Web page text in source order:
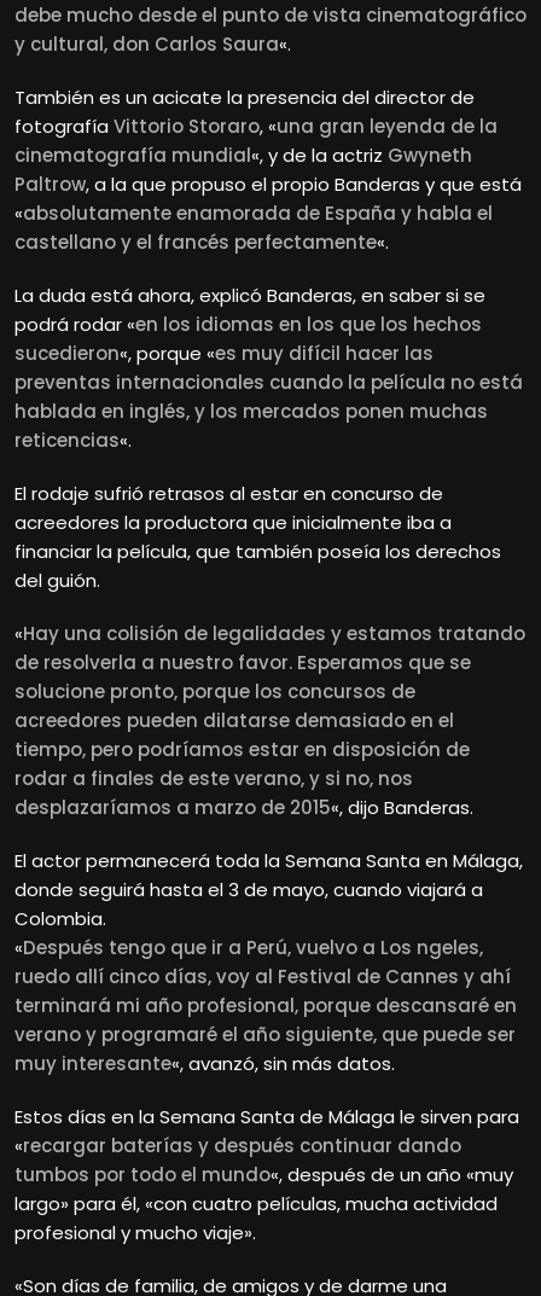
debe mucho desde el punto de vista cinematográfico
y cultural, don Carlos Saura«.
También es un acicate la presencia del director de
fotografía Vittorio Storaro, «una gran leyenda de la
cinematografía mundial«, y de la actriz Gwyneth
Paltrow, a la que propuso el propio Banderas y que está
«absolutamente enamorada de España y habla el
castellano y el francés perfectamente«.
La duda está ahora, explicó Banderas, en saber si se
podrá rodar «en los idiomas en los que los hechos
sucedieron«, porque «es muy difícil hacer las
preventas internacionales cuando la película no está
hablada en inglés, y los mercados ponen muchas
reticencias«.
El rodaje sufrió retrasos al estar en concurso de
acreedores la productora que inicialmente iba a
financiar la película, que también poseía los derechos
del guión.
«Hay una colisión de legalidades y estamos tratando
de resolverla a nuestro favor. Esperamos que se
solucione pronto, porque los concursos de
acreedores pueden dilatarse demasiado en el
tiempo, pero podríamos estar en disposición de
rodar a finales de este verano, y si no, nos
desplazaríamos a marzo de 2015«, dijo Banderas.
El actor permanecerá toda la Semana Santa en Málaga,
donde seguirá hasta el 3 de mayo, cuando viajará a
Colombia.
«Después tengo que ir a Perú, vuelvo a Los ngeles,
ruedo allí cinco días, voy al Festival de Cannes y ahí
terminará mi año profesional, porque descansaré en
verano y programaré el año siguiente, que puede ser
muy interesante«, avanzó, sin más datos.
Estos días en la Semana Santa de Málaga le sirven para
«recargar baterías y después continuar dando
tumbos por todo el mundo«, después de un año «muy
largo» para él, «con cuatro películas, mucha actividad
profesional y mucho viaje».
«Son días de familia, de amigos y de darme una